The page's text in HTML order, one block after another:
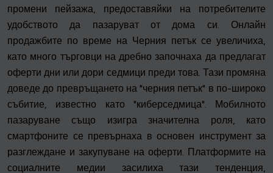
промени пейзажа, предоставяйки на потребителите
удобството да пазаруват от дома си. Онлайн
продажбите по време на Черния петък се увеличиха,
като много търговци на дребно започнаха да предлагат
оферти дни или дори седмици преди това. Тази промяна
доведе до превръщането на "черния петък" в по-широко
събитие, известно като "киберседмица". Мобилното
пазаруване също изигра значителна роля, като
смартфоните се превърнаха в основен инструмент за
разглеждане и закупуване на оферти. Платформите на
социалните медии засилиха тази тенденция,